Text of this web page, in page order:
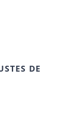
DE